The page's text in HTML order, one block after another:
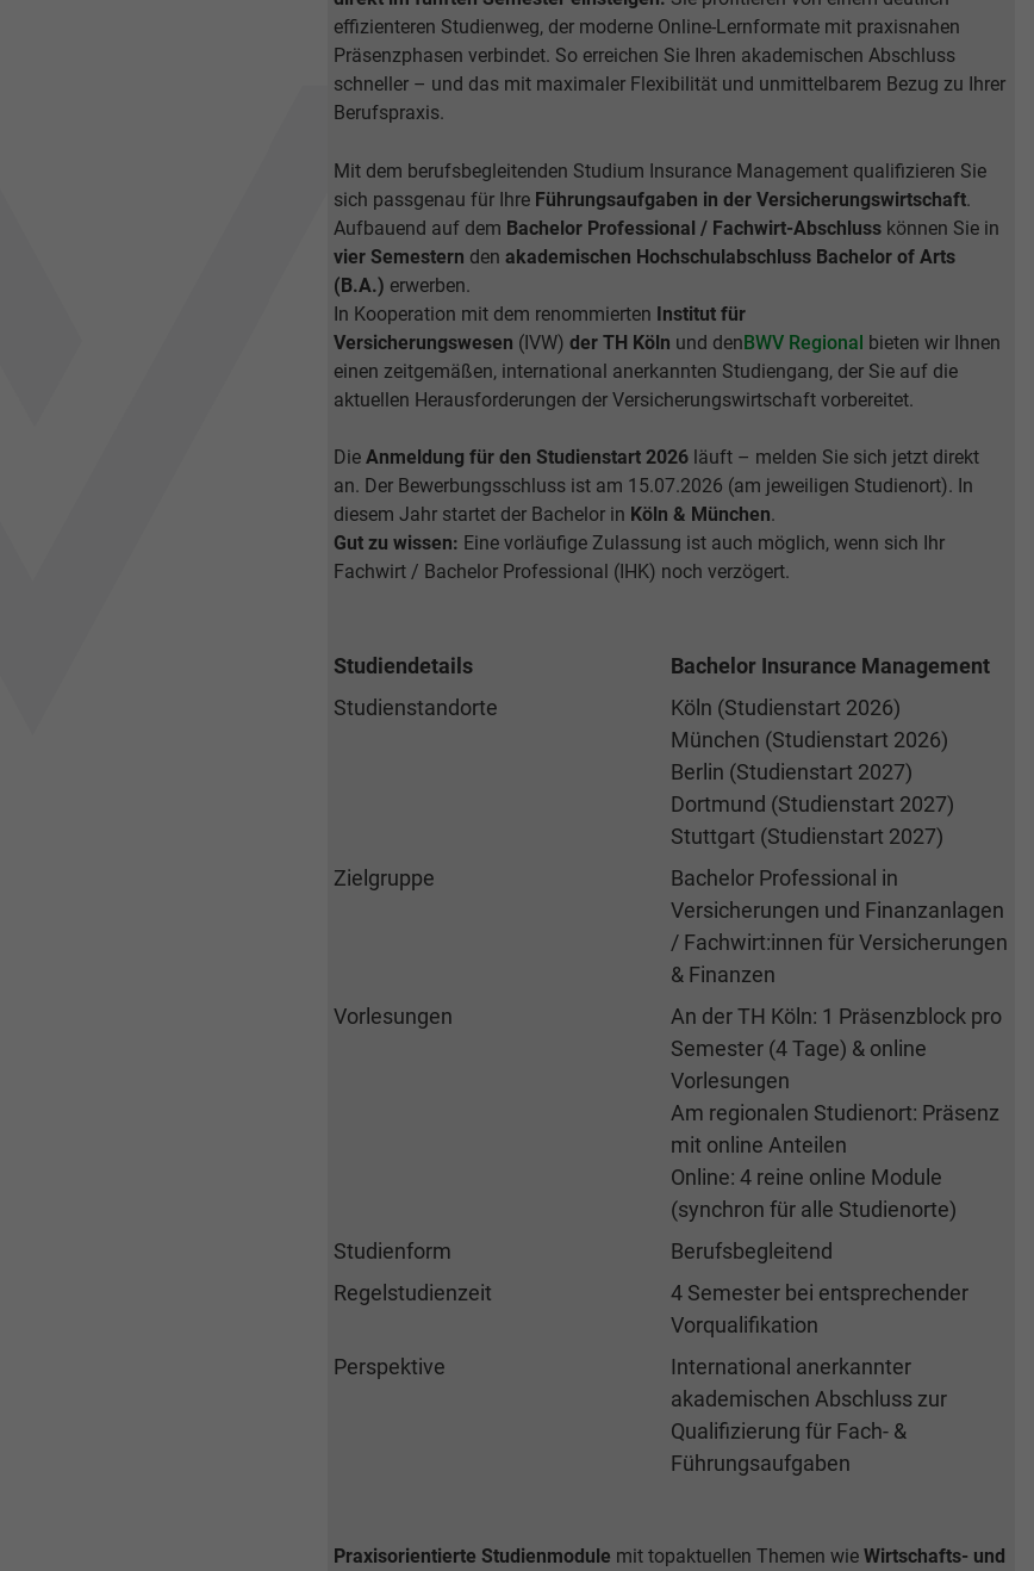
effizienteren Studienweg, der moderne Online-Lernformate mit praxisnahen
Präsenzphasen verbindet. So erreichen Sie Ihren akademischen Abschluss
schneller – und das mit maximaler Flexibilität und unmittelbarem Bezug zu Ihrer
Berufspraxis.
Mit dem berufsbegleitenden Studium Insurance Management qualifizieren Sie
sich passgenau für Ihre Führungsaufgaben in der Versicherungswirtschaft.
Aufbauend auf dem Bachelor Professional / Fachwirt-Abschlusskönnen Sie in
vier Semestern den akademischen Hochschulabschluss Bachelor of Arts
(B.A.) erwerben.
In Kooperation mit dem renommierten Institut für
Versicherungswesen (IVW) der TH Köln und denBWV Regional bieten wir Ihnen
einen zeitgemäßen, international anerkannten Studiengang, der Sie auf die
aktuellen Herausforderungen der Versicherungswirtschaft vorbereitet.
Die Anmeldung für den Studienstart 2026läuft – melden Sie sich jetzt direkt
an. Der Bewerbungsschluss ist am 15.07.2026 (am jeweiligen Studienort). In
diesem Jahr startet der Bachelor in Köln & München.
Gut zu wissen: Eine vorläufige Zulassung ist auch möglich, wenn sich Ihr
Fachwirt / Bachelor Professional (IHK) noch verzögert.
Studiendetails
Bachelor Insurance Management
Studienstandorte
Köln (Studienstart 2026)
München (Studienstart 2026)
Berlin (Studienstart 2027)
Dortmund (Studienstart 2027)
Stuttgart (Studienstart 2027)
Zielgruppe
Bachelor Professional in
Versicherungen und Finanzanlagen
/ Fachwirt:innen für Versicherungen
& Finanzen
Vorlesungen
An der TH Köln: 1 Präsenzblock pro
Semester (4 Tage) & online
Vorlesungen
Am regionalen Studienort: Präsenz
mit online Anteilen
Online: 4 reine online Module
(synchron für alle Studienorte)
Studienform
Berufsbegleitend
Regelstudienzeit
4 Semester bei entsprechender
Vorqualifikation
Perspektive
International anerkannter
akademischen Abschluss zur
Qualifizierung für Fach- &
Führungsaufgaben
Praxisorientierte Studienmodule mit topaktuellen Themen wieWirtschafts- und
Einstellungen, falls der Webseiten-Betreiber dies
eingestellt hat.
Anbieter BWV Berlin Brandenburg
Laufzeit Sitzungsende
Speicherung der Benutzer-ID bei Anmeldung über
Laufzeit 2 Jahre
Sammelt Daten dazu, wie oft ein Benutzer eine
Website besucht hat, sowie Daten für den ersten
Name _gid
Laufzeit 1 Tag
Zweck
Registriert eine eindeutige ID, die verwendet wird,
um statistische Daten dazu, wie der Besucher die